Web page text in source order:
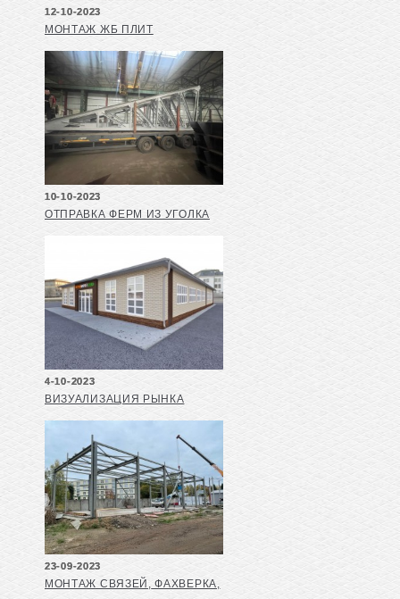
12-10-2023
МОНТАЖ ЖБ ПЛИТ
10-10-2023
ОТПРАВКА ФЕРМ ИЗ УГОЛКА
4-10-2023
ВИЗУАЛИЗАЦИЯ РЫНКА
23-09-2023
МОНТАЖ СВЯЗЕЙ, ФАХВЕРКА,